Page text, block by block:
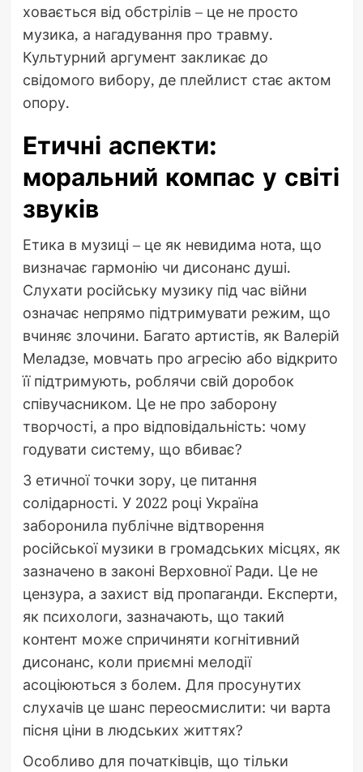
ховається від обстрілів – це не просто
музика, а нагадування про травму.
Культурний аргумент закликає до
свідомого вибору, де плейлист стає актом
опору.
Етичні аспекти:
моральний компас у світі
звуків
Етика в музиці – це як невидима нота, що
визначає гармонію чи дисонанс душі.
Слухати російську музику під час війни
означає непрямо підтримувати режим, що
вчиняє злочини. Багато артистів, як Валерій
Меладзе, мовчать про агресію або відкрито
її підтримують, роблячи свій доробок
співучасником. Це не про заборону
творчості, а про відповідальність: чому
годувати систему, що вбиває?
З етичної точки зору, це питання
солідарності. У 2022 році Україна
заборонила публічне відтворення
російської музики в громадських місцях, як
зазначено в законі Верховної Ради. Це не
цензура, а захист від пропаганди. Експерти,
як психологи, зазначають, що такий
контент може спричиняти когнітивний
дисонанс, коли приємні мелодії
асоціюються з болем. Для просунутих
слухачів це шанс переосмислити: чи варта
пісня ціни в людських життях?
Особливо для початківців, що тільки